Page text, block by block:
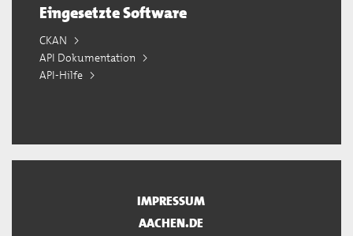
Eingesetzte Software
CKAN
API Dokumentation
API-Hilfe
IMPRESSUM
AACHEN.DE